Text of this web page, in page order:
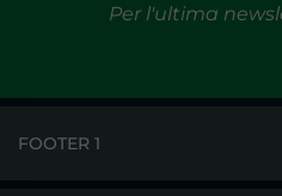
Per l'ultima
FOOTER 1